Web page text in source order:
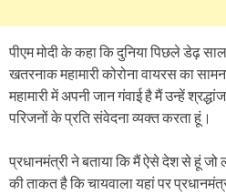
पीएम मोदी के कहा कि दुनिया पिछले डेढ़
खतरनाक महामारी कोरोना वायरस का
महामारी में अपनी जान गंवाई है मैं उन्हें
परिजनों के प्रति संवेदना व्यक्त करता हूं।
प्रधानमंत्री ने बताया कि मैं ऐसे देश से हूं
की ताकत है कि चायवाला यहां पर